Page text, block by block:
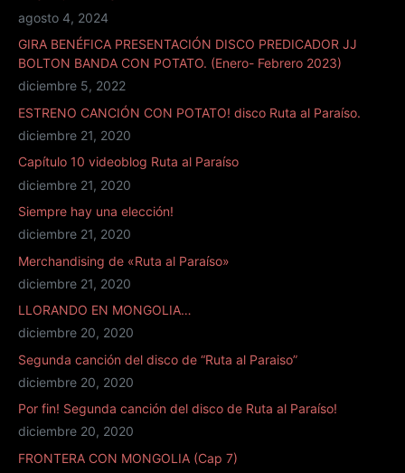
agosto 4, 2024
GIRA BENÉFICA PRESENTACIÓN DISCO PREDICADOR JJ
BOLTON BANDA CON POTATO. (Enero- Febrero 2023)
diciembre 5, 2022
ESTRENO CANCIÓN CON POTATO! disco Ruta al Paraíso.
diciembre 21, 2020
Capítulo 10 videoblog Ruta al Paraíso
diciembre 21, 2020
Siempre hay una elección!
diciembre 21, 2020
Merchandising de «Ruta al Paraíso»
diciembre 21, 2020
LLORANDO EN MONGOLIA…
diciembre 20, 2020
Segunda canción del disco de “Ruta al Paraiso”
diciembre 20, 2020
Por fin! Segunda canción del disco de Ruta al Paraíso!
diciembre 20, 2020
FRONTERA CON MONGOLIA (Cap 7)